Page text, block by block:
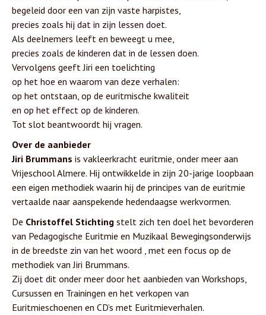
begeleid door een van zijn vaste harpistes,
precies zoals hij dat in zijn lessen doet.
Als deelnemers leeft en beweegt u mee,
precies zoals de kinderen dat in de lessen doen.
Vervolgens geeft Jiri een toelichting
op het hoe en waarom van deze verhalen:
op het ontstaan, op de euritmische kwaliteit
en op het effect op de kinderen.
Tot slot beantwoordt hij vragen.
Over de aanbieder
Jiri Brummans is vakleerkracht euritmie, onder meer aan
Vrijeschool Almere. Hij ontwikkelde in zijn 20-jarige loopbaan
een eigen methodiek waarin hij de principes van de euritmie
vertaalde naar aanspekende hedendaagse werkvormen.
De Christoffel Stichting stelt zich ten doel het bevorderen
van Pedagogische Euritmie en Muzikaal Bewegingsonderwijs
in de breedste zin van het woord , met een focus op de
methodiek van Jiri Brummans.
Zij doet dit onder meer door het aanbieden van Workshops,
Cursussen en Trainingen en het verkopen van
Euritmieschoenen en CD’s met Euritmieverhalen.